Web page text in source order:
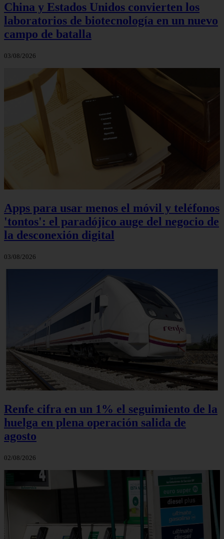
China y Estados Unidos convierten los
laboratorios de biotecnología en un nuevo
campo de batalla
03/08/2026
Apps para usar menos el móvil y teléfonos
'tontos': el paradójico auge del negocio de
la desconexión digital
03/08/2026
Renfe cifra en un 1% el seguimiento de la
huelga en plena operación salida de
agosto
02/08/2026